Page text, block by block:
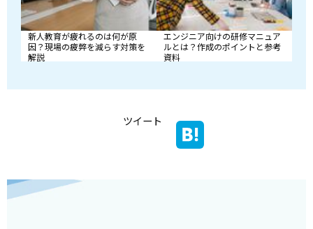
新人教育が疲れるのは何が原
因？現場の疲弊を減らす対策を
解説
エンジニア向けの研修マニュア
ルとは？作成のポイントと参考
資料
ツイート